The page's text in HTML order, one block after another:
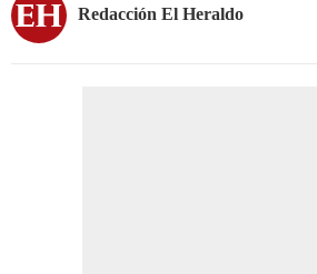
Redacción El Heraldo